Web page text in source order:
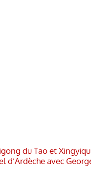
du Tao et
d’Ardèche avec